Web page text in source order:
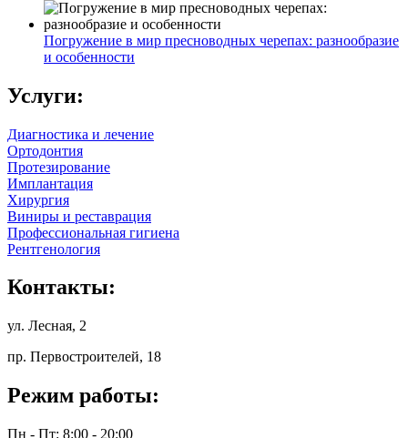
Погружение в мир пресноводных черепах: разнообразие
и особенности
Услуги:
Диагностика и лечение
Ортодонтия
Протезирование
Имплантация
Хирургия
Виниры и реставрация
Профессиональная гигиена
Рентгенология
Контакты:
ул. Лесная, 2
пр. Первостроителей, 18
Режим работы:
Пн - Пт: 8:00 - 20:00